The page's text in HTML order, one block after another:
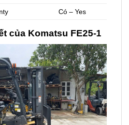
Có – Yes
của Komatsu FE25-1